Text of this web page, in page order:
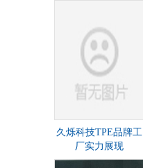
久烁科技TPE品牌工
厂实力展现